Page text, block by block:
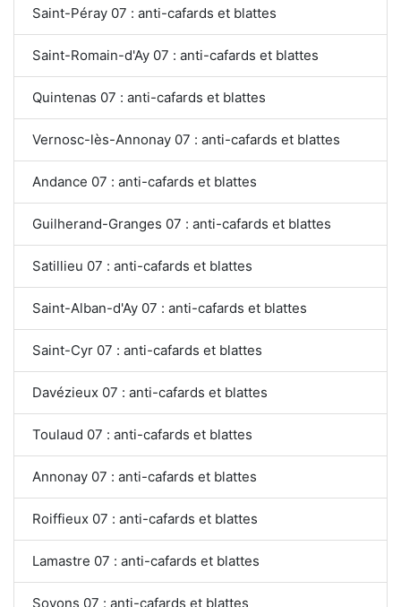
Saint-Péray 07 : anti-cafards et blattes
Saint-Romain-d'Ay 07 : anti-cafards et blattes
Quintenas 07 : anti-cafards et blattes
Vernosc-lès-Annonay 07 : anti-cafards et blattes
Andance 07 : anti-cafards et blattes
Guilherand-Granges 07 : anti-cafards et blattes
Satillieu 07 : anti-cafards et blattes
Saint-Alban-d'Ay 07 : anti-cafards et blattes
Saint-Cyr 07 : anti-cafards et blattes
Davézieux 07 : anti-cafards et blattes
Toulaud 07 : anti-cafards et blattes
Annonay 07 : anti-cafards et blattes
Roiffieux 07 : anti-cafards et blattes
Lamastre 07 : anti-cafards et blattes
Soyons 07 : anti-cafards et blattes